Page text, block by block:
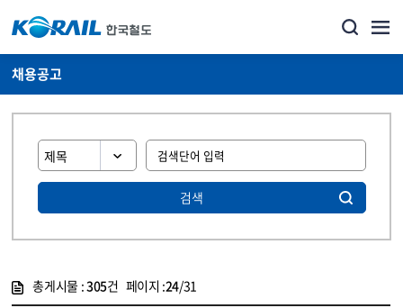
채용공고
검색
총게시물 :305건 페이지 :24/31